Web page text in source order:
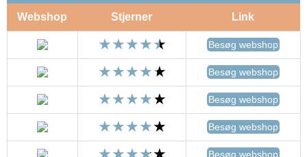
Webshop Stjerner Link
Besøg webshop
Besøg webshop
Besøg webshop
Besøg webshop
Besøg webshop